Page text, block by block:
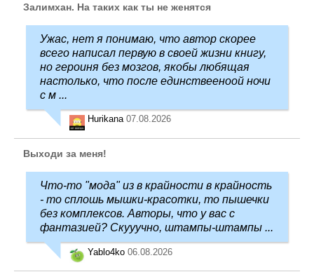
Залимхан. На таких как ты не женятся
Ужас, нет я понимаю, что автор скорее
всего написал первую в своей жизни книгу,
но героиня без мозгов, якобы любящая
настолько, что после единствееноой ночи
с м ...
Hurikana 07.08.2026
Выходи за меня!
Что-то "мода" из в крайности в крайность
- то сплошь мышки-красотки, то пышечки
без комплексов. Авторы, что у вас с
фантазией? Скууучно, штампы-штампы ...
Yablo4ko 06.08.2026